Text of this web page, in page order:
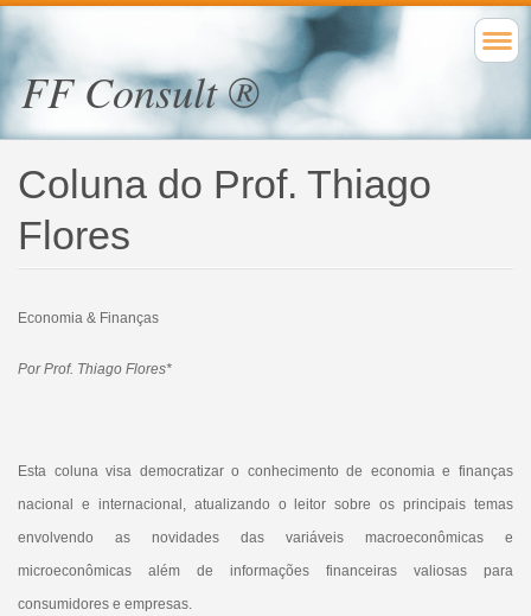
FF Consult ®
Coluna do Prof. Thiago
Flores
Economia & Finanças
Por Prof. Thiago Flores*
Esta coluna visa democratizar o conhecimento de economia e finanças
nacional e internacional, atualizando o leitor sobre os principais temas
envolvendo as novidades das variáveis macroeconômicas e
microeconômicas além de informações financeiras valiosas para
consumidores e empresas.